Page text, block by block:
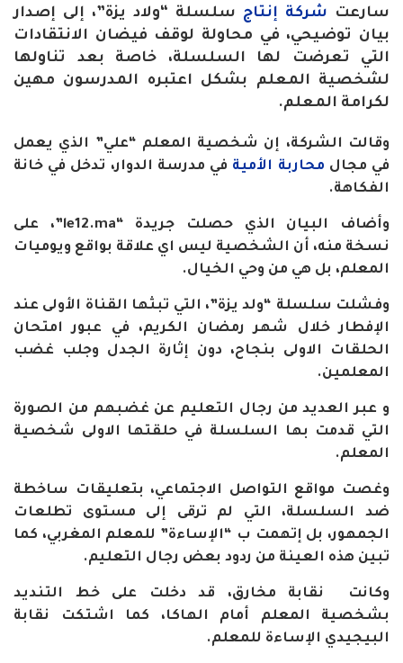
سارعت شركة إنتاج سلسلة “ولاد يزة”، إلى إصدار
بيان توضيحي، في محاولة لوقف فيضان الانتقادات
التي تعرضت لها السلسلة، خاصة بعد تناولها
لشخصية المعلم بشكل اعتبره المدرسون مهين
لكرامة المعلم.
وقالت الشركة، إن شخصية المعلم “علي” الذي يعمل
في مجال محاربة الأمية في مدرسة الدوار، تدخل في خانة
الفكاهة.
وأضاف البيان الذي حصلت جريدة “le12.ma”
، على
نسخة منه، أن الشخصية ليس اي علاقة بواقع ويوميات
المعلم، بل هي من وحي الخيال.
وفشلت سلسلة “ولد يزة”، التي تبثها القناة الأولى عند
الإفطار خلال شهر رمضان الكريم، في عبور امتحان
الحلقات الاولى بنجاح، دون إثارة الجدل وجلب غضب
المعلمين.
و عبر العديد من رجال التعليم عن غضبهم من الصورة
التي قدمت بها السلسلة في حلقتها الاولى شخصية
المعلم.
وغصت مواقع التواصل الاجتماعي، بتعليقات ساخطة
ضد السلسلة، التي لم ترقى إلى مستوى تطلعات
الجمهور، بل إتهمت ب “الإساءة” للمعلم المغربي، كما
تبين هذه العينة من ردود بعض رجال التعليم.
وكانت نقابة مخارق، قد دخلت على خط التنديد
بشخصية المعلم أمام الهاكا، كما اشتكت نقابة
البيجيدي الإساءة للمعلم.